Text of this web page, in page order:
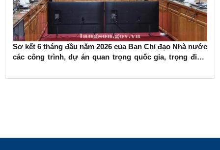
Sơ kết 6 tháng đầu năm 2026 của Ban Chỉ đạo Nhà nước
các công trình, dự án quan trọng quốc gia, trọng điểm